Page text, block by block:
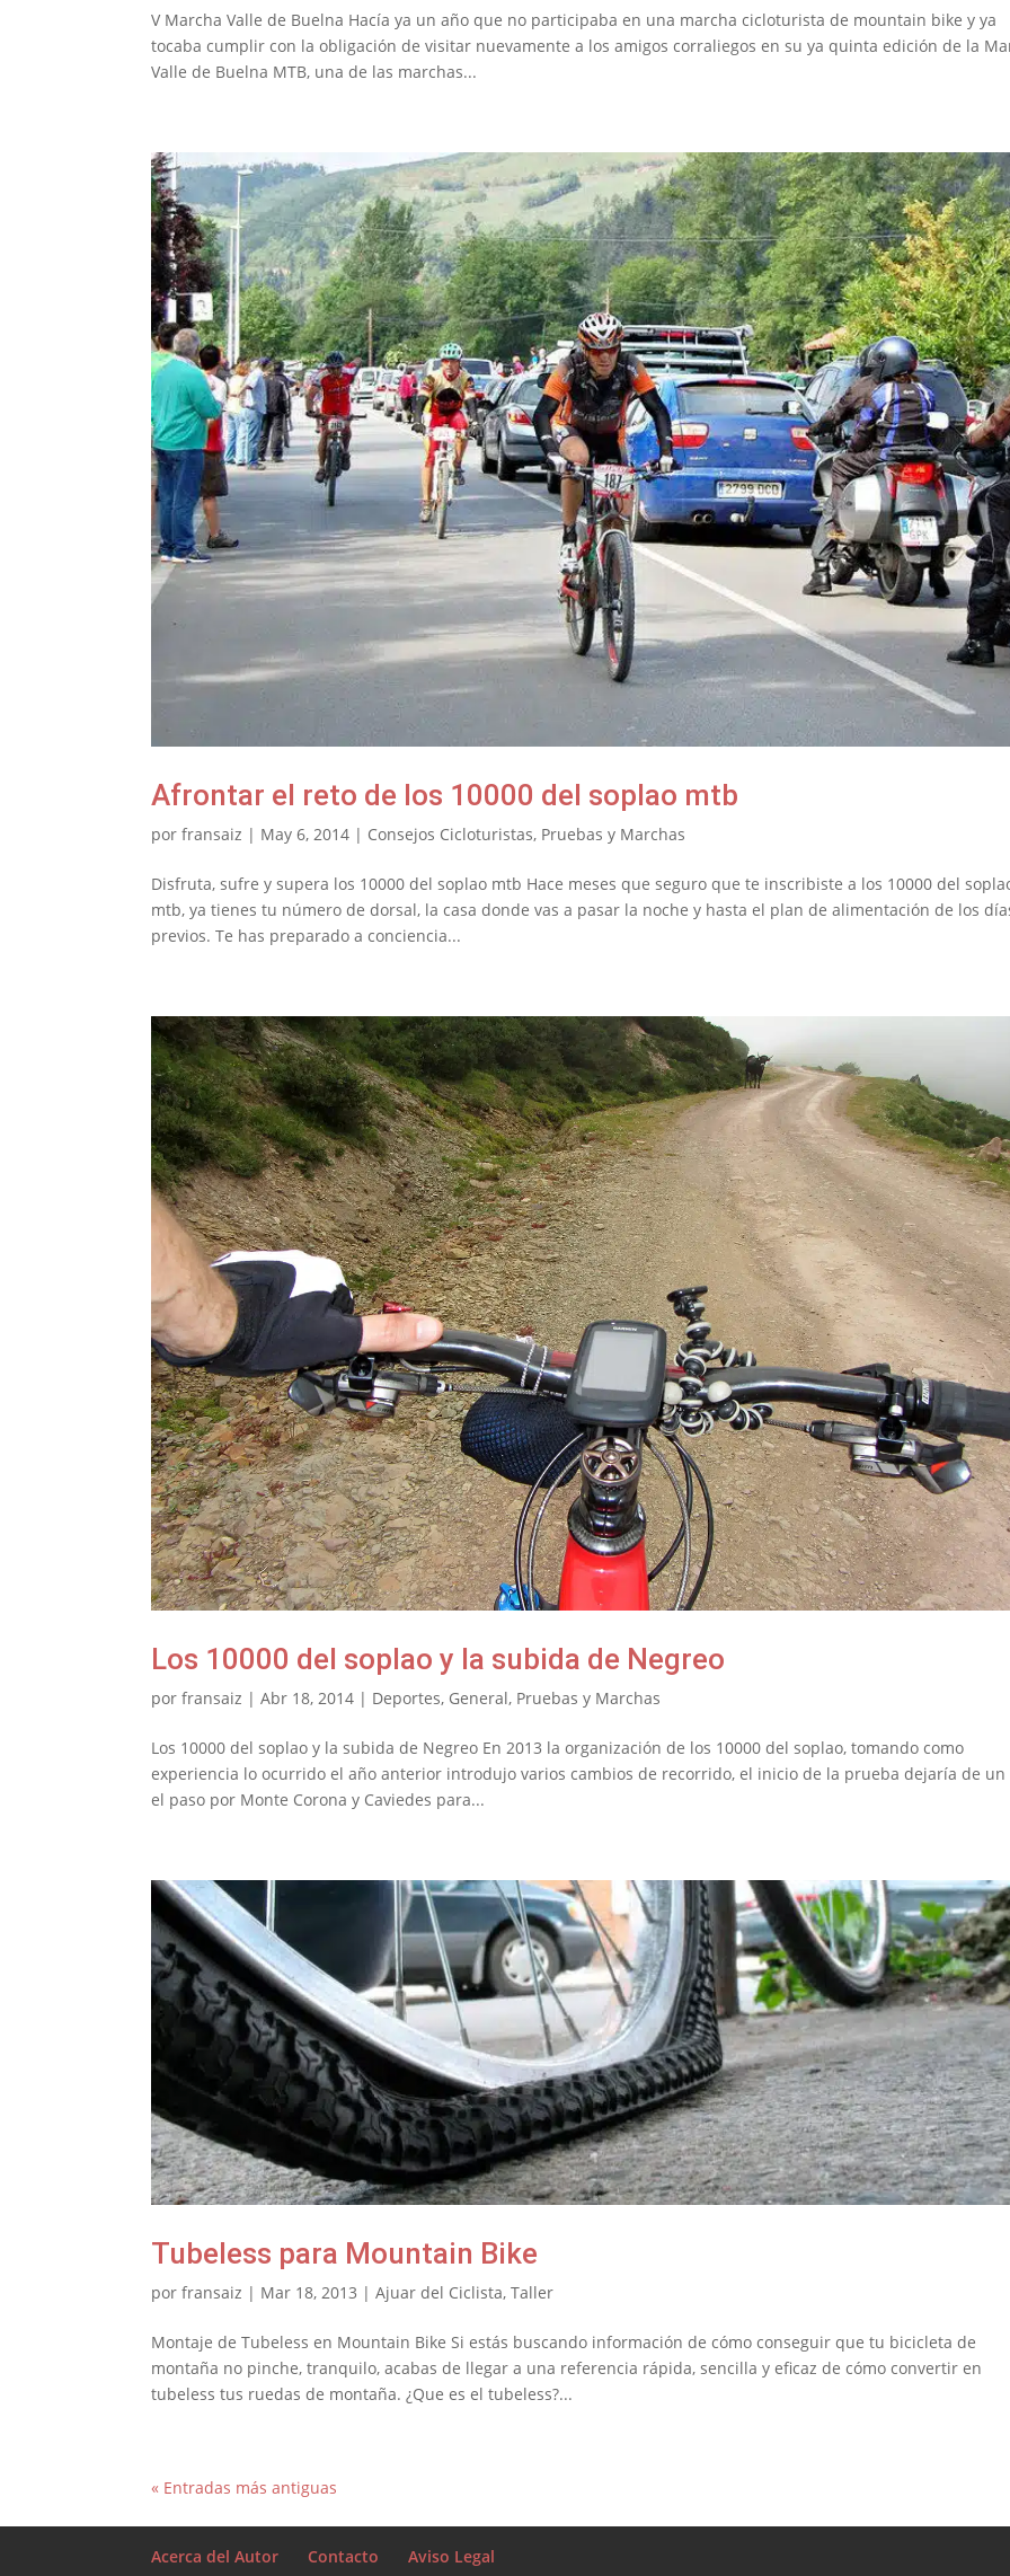
V Marcha Valle de Buelna Hacía ya un año que no participaba en una marcha cicloturista de mountain bike y ya
tocaba cumplir con la obligación de visitar nuevamente a los amigos corraliegos en su ya quinta edición de la
Valle de Buelna MTB, una de las marchas...
Afrontar el reto de los 10000 del soplao mtb
porfransaiz | May 6, 2014 | Consejos Cicloturistas, Pruebas y Marchas
Disfruta, sufre y supera los 10000 del soplao mtb Hace meses que seguro que te inscribiste a los 10000 del
mtb, ya tienes tu número de dorsal, la casa donde vas a pasar la noche y hasta el plan de alimentación de los
previos. Te has preparado a conciencia...
Los 10000 del soplao y la subida de Negreo
porfransaiz |Abr 18, 2014 | Deportes, General, Pruebas y Marchas
Los 10000 del soplao y la subida de Negreo En 2013 la organización de los 10000 del soplao, tomando como
experiencia lo ocurrido el año anterior introdujo varios cambios de recorrido, el inicio de la prueba dejaría de un
el paso por Monte Corona y Caviedes para...
Tubeless para Mountain Bike
porfransaiz | Mar 18, 2013 |Ajuar del Ciclista,Taller
Montaje de Tubeless en Mountain Bike Si estás buscando información de cómo conseguir que tu bicicleta de
montaña no pinche, tranquilo, acabas de llegar a una referencia rápida, sencilla y eficaz de cómo convertir en
tubeless tus ruedas de montaña. ¿Que es el tubeless?...
« Entradas más antiguas
Acerca del Autor Contacto Aviso Legal